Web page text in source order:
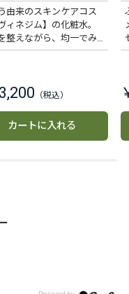
由来のスキンケアコス
ィネジム】の化粧水。
整えながら、均一でみ
しい印象の肌へ導きま
カートに入れる